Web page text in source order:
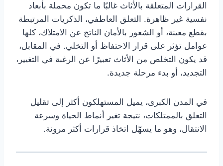
القرارات المتعلقة بالأثاث غالبًا ما تكون محملة بأبعاد
نفسية غير ظاهرة. التعلق العاطفي، الذكريات المرتبطة
بقطع معينة، أو الشعور بالأمان الناتج عن الامتلاك، كلها
عوامل تؤثر على قرار الاحتفاظ أو التخلي. في المقابل،
قد يكون التخلص من الأثاث تعبيرًا عن الرغبة في التغيير،
التجديد، أو بدء مرحلة جديدة.
في المدن الكبرى، يميل المستهلكون أكثر إلى تقليل
التعلق بالممتلكات، نتيجة تغير أنماط الحياة وسرعة
الانتقال، وهو ما يسهّل اتخاذ قرارات أكثر مرونة.